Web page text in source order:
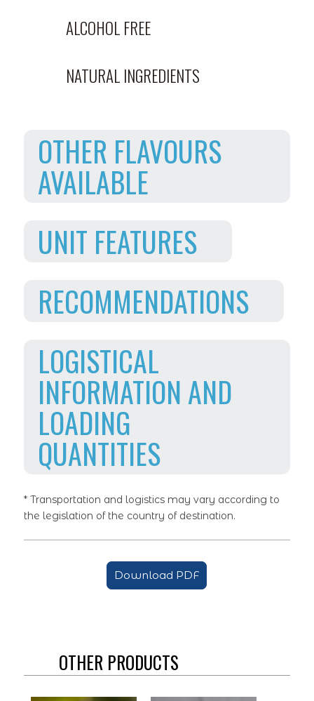
ALCOHOL FREE
NATURAL INGREDIENTS
OTHER FLAVOURS
AVAILABLE
UNIT FEATURES
RECOMMENDATIONS
LOGISTICAL
INFORMATION AND
LOADING
QUANTITIES
* Transportation and logistics may vary according to
the legislation of the country of destination.
Download PDF
OTHER PRODUCTS